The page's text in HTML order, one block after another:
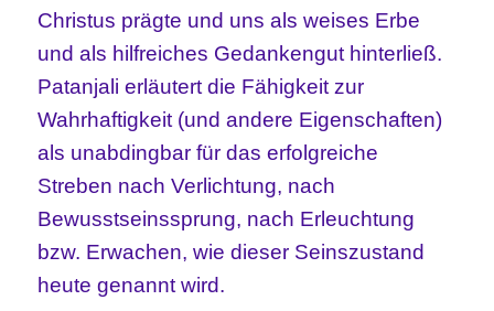
Christus prägte und uns als weises Erbe
und als hilfreiches Gedankengut hinterließ.
Patanjali erläutert die Fähigkeit zur
Wahrhaftigkeit (und andere Eigenschaften)
als unabdingbar für das erfolgreiche
Streben nach Verlichtung, nach
Bewusstseinssprung, nach Erleuchtung
bzw. Erwachen, wie dieser Seinszustand
heute genannt wird.